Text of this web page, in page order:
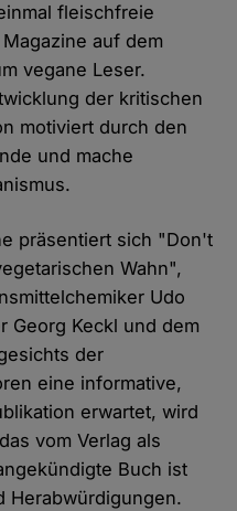
fleischfreie
auf dem
vegane Leser.
der kritischen
motiviert durch den
und mache
präsentiert sich "Don't
Wahn",
Udo
Georg Keckl und dem
der
eine informative,
erwartet, wird
vom Verlag als
Buch ist
Herabwürdigungen.